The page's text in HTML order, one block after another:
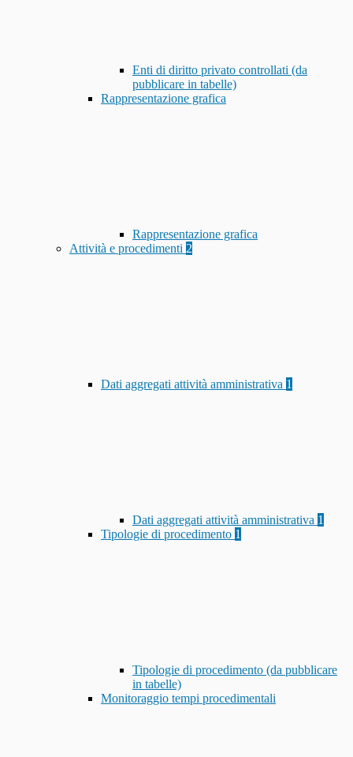
Enti di diritto privato controllati (da
pubblicare in tabelle)
Rappresentazione grafica
Rappresentazione grafica
Attività e procedimenti 2
Dati aggregati attività amministrativa 1
Dati aggregati attività amministrativa 1
Tipologie di procedimento 1
Tipologie di procedimento (da pubblicare
in tabelle)
Monitoraggio tempi procedimentali